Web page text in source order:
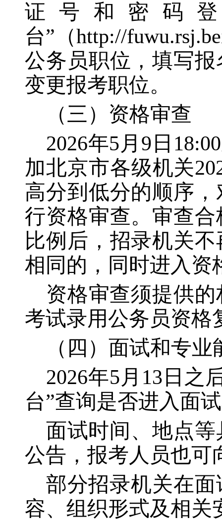
证号和密码
台”（http://
公务员职位，填写
变更报考职位。
（三）资格审查
2026年5月9日
加北京市各级机关
高分到低分的顺序
行资格审查。审查
比例后，招录机关
相同的，同时进入资
资格审查须提供
考试录用公务员资格
（四）面试和专
2026年5月13日之
台”查询是否进入面
面试时间、地点
公告，报考人员也可
部分招录机关在
容、组织形式及相关